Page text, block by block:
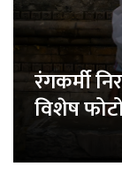
रंगकर्मी
विशेष